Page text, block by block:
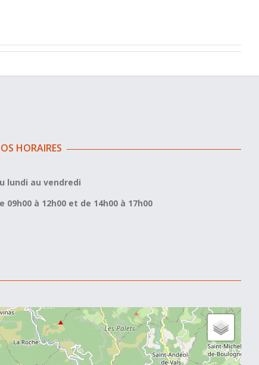
HORAIRES
lundi au vendredi
09h00 à 12h00 et de 14h00 à 17h00